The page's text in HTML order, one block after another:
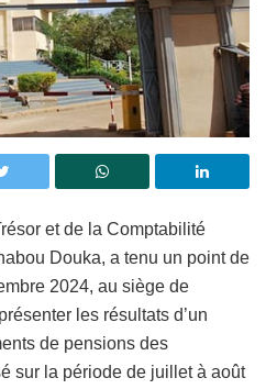
et de la Comptabilité
Douka, a tenu un point de
2024, au siège de
les résultats d’un
de pensions des
sur la période de juillet à août